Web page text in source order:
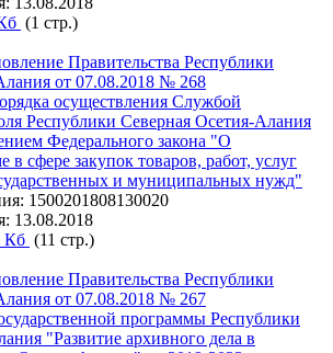
(1 стр.)
Правительства Республики
от 07.08.2018 № 268
осуществления Службой
Республики Северная Осетия-Алания
Федерального закона "О
в сфере закупок товаров, работ, услуг
и муниципальных нужд"
1500201808130020
13.08.2018
Кб (11 стр.)
Правительства Республики
от 07.08.2018 № 267
программы Республики
"Развитие архивного дела в